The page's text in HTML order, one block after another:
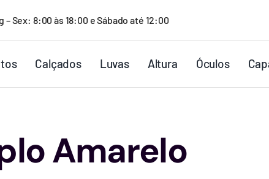
– Sex: 8:00 às 18:00 e Sábado até 12:00
Calçados Luvas Altura Óculos
Amarelo